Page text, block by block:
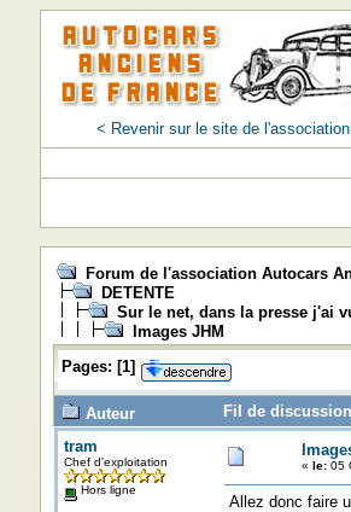
< Revenir sur le site de l'association
Forum de l'association Autocars
DETENTE
Sur le net, dans la presse j'ai
Images JHM
Pages: [1]
Auteur
Fil de
tram
Chef d'exploitation
Hors ligne
« le:05
Allez donc faire